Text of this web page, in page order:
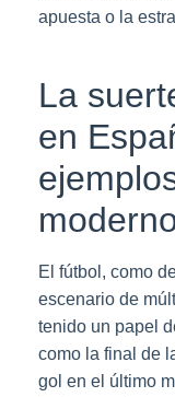
apuesta o la
La
en
El fútbol, como
escenario de
tenido un papel
como la final de
gol en el último